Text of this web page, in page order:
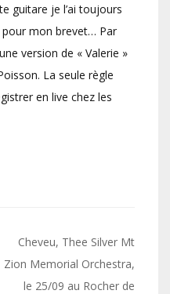
guitare je l’ai toujours
pour mon brevet… Par
version de « Valerie »
La seule règle
en live chez les
Cheveu, Thee Silver Mt
Zion Memorial Orchestra,
le 25/09 au Rocher de